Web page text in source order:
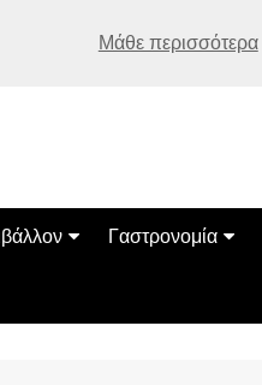
Μάθε περισσότερα
Γαστρονομία
Συνταγές